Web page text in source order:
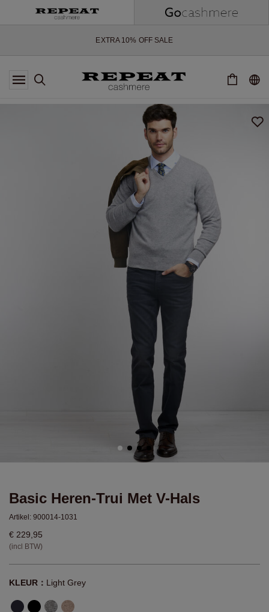
ZACHTE NIEUWE STIJLEN EN FRISSE KLEUREN VOOR HET KOMENDE
EXTRA 10% OFF SALE
*AANBIEDING IS GELDIG T/M 12 AUGUSTUS 2026
*NIET GELDIG VOOR LIMITED EDITION
*UITZONDERINGEN KUNNEN VAN TOEPASSING ZIJN
NIEUWE CASHMERE COLLECTIE
ZACHTE NIEUWE STIJLEN EN FRISSE KLEUREN VOOR HET KOMENDE
SEIZOEN
EXTRA 10% OFF SALE
Basic Heren-Trui Met V-Hals
Artikel: 900014-1031
€ 229,95
(incl BTW)
KLEUR： Light Grey